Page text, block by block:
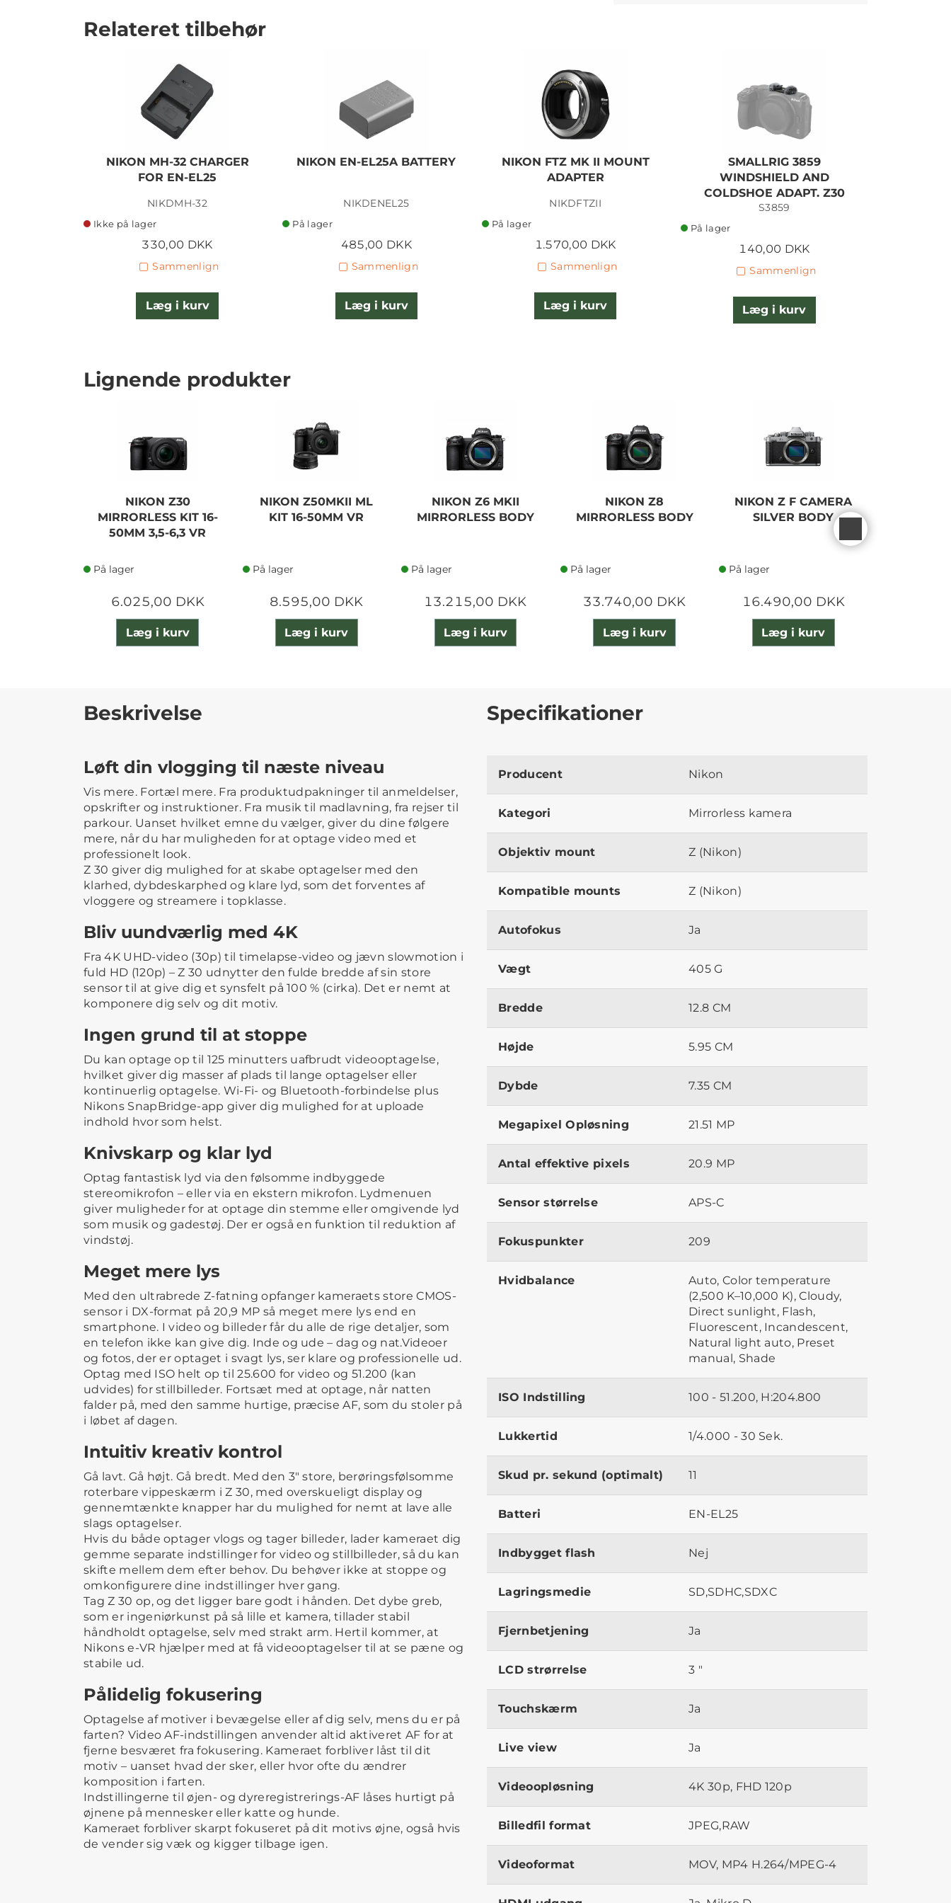
Relateret tilbehør
NIKON MH-32 CHARGER
FOR EN-EL25
NIKDMH-32
Ikke på lager
330,00 DKK
Sammenlign
Læg i kurv
NIKON EN-EL25A BATTERY
NIKDENEL25
På lager
485,00 DKK
Sammenlign
Læg i kurv
NIKON FTZ MK II MOUNT
ADAPTER
NIKDFTZII
På lager
1.570,00 DKK
Sammenlign
Læg i kurv
SMALLRIG 3859
WINDSHIELD AND
COLDSHOE ADAPT. Z30
S3859
På lager
140,00 DKK
Sammenlign
Læg i kurv
Lignende produkter
NIKON Z30
MIRRORLESS KIT 16-
50MM 3,5-6,3 VR
På lager
6.025,00 DKK
Læg i kurv
NIKON Z50MKII ML
KIT 16-50MM VR
På lager
8.595,00 DKK
Læg i kurv
NIKON Z6 MKII
MIRRORLESS BODY
På lager
13.215,00 DKK
Læg i kurv
NIKON Z8
MIRRORLESS BODY
På lager
33.740,00 DKK
Læg i kurv
NIKON Z F CAMERA
SILVER BODY
På lager
16.490,00 DKK
Læg i kurv
Beskrivelse
Løft din vlogging til næste niveau
Vis mere. Fortæl mere. Fra produktudpakninger til anmeldelser,
opskrifter og instruktioner. Fra musik til madlavning, fra rejser til
parkour. Uanset hvilket emne du vælger, giver du dine følgere
mere, når du har muligheden for at optage video med et
professionelt look.
Z 30 giver dig mulighed for at skabe optagelser med den
klarhed, dybdeskarphed og klare lyd, som det forventes af
vloggere og streamere i topklasse.
Bliv uundværlig med 4K
Fra 4K UHD-video (30p) til timelapse-video og jævn slowmotion i
fuld HD (120p) – Z 30 udnytter den fulde bredde af sin store
sensor til at give dig et synsfelt på 100 % (cirka). Det er nemt at
komponere dig selv og dit motiv.
Ingen grund til at stoppe
Du kan optage op til 125 minutters uafbrudt videooptagelse,
hvilket giver dig masser af plads til lange optagelser eller
kontinuerlig optagelse. Wi-Fi- og Bluetooth-forbindelse plus
Nikons SnapBridge-app giver dig mulighed for at uploade
indhold hvor som helst.
Knivskarp og klar lyd
Optag fantastisk lyd via den følsomme indbyggede
stereomikrofon – eller via en ekstern mikrofon. Lydmenuen
giver muligheder for at optage din stemme eller omgivende lyd
som musik og gadestøj. Der er også en funktion til reduktion af
vindstøj.
Meget mere lys
Med den ultrabrede Z-fatning opfanger kameraets store CMOS-
sensor i DX-format på 20,9 MP så meget mere lys end en
smartphone. I video og billeder får du alle de rige detaljer, som
en telefon ikke kan give dig. Inde og ude – dag og nat.Videoer
og fotos, der er optaget i svagt lys, ser klare og professionelle ud.
Optag med ISO helt op til 25.600 for video og 51.200 (kan
udvides) for stillbilleder. Fortsæt med at optage, når natten
falder på, med den samme hurtige, præcise AF, som du stoler på
i løbet af dagen.
Intuitiv kreativ kontrol
Gå lavt. Gå højt. Gå bredt. Med den 3" store, berøringsfølsomme
roterbare vippeskærm i Z 30, med overskueligt display og
gennemtænkte knapper har du mulighed for nemt at lave alle
slags optagelser.
Hvis du både optager vlogs og tager billeder, lader kameraet dig
gemme separate indstillinger for video og stillbilleder, så du kan
skifte mellem dem efter behov. Du behøver ikke at stoppe og
omkonfigurere dine indstillinger hver gang.
Tag Z 30 op, og det ligger bare godt i hånden. Det dybe greb,
som er ingeniørkunst på så lille et kamera, tillader stabil
håndholdt optagelse, selv med strakt arm. Hertil kommer, at
Nikons e-VR hjælper med at få videooptagelser til at se pæne og
stabile ud.
Pålidelig fokusering
Optagelse af motiver i bevægelse eller af dig selv, mens du er på
farten? Video AF-indstillingen anvender altid aktiveret AF for at
fjerne besværet fra fokusering. Kameraet forbliver låst til dit
motiv – uanset hvad der sker, eller hvor ofte du ændrer
komposition i farten.
Indstillingerne til øjen- og dyreregistrerings-AF låses hurtigt på
øjnene på mennesker eller katte og hunde.
Kameraet forbliver skarpt fokuseret på dit motivs øjne, også hvis
de vender sig væk og kigger tilbage igen.
Specifikationer
Producent Nikon
Kategori Mirrorless kamera
Objektiv mount Z (Nikon)
Kompatible mounts Z (Nikon)
Autofokus Ja
Vægt 405 G
Bredde 12.8 CM
Højde 5.95 CM
Dybde 7.35 CM
Megapixel Opløsning 21.51 MP
Antal effektive pixels 20.9 MP
Sensor størrelse APS-C
Fokuspunkter 209
Hvidbalance
Auto, Color temperature
(2,500 K–10,000 K), Cloudy,
Direct sunlight, Flash,
Fluorescent, Incandescent,
Natural light auto, Preset
manual, Shade
ISO Indstilling 100 - 51.200, H:204.800
Lukkertid 1/4.000 - 30 Sek.
Skud pr. sekund (optimalt) 11
Batteri EN-EL25
Indbygget flash Nej
Lagringsmedie SD,SDHC,SDXC
Fjernbetjening Ja
LCD strørrelse 3 "
Touchskærm Ja
Live view Ja
Videoopløsning 4K 30p, FHD 120p
Billedfil format JPEG,RAW
Videoformat MOV, MP4 H.264/MPEG-4